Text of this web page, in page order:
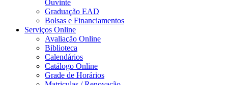
Ouvinte
Graduação EAD
Bolsas e Financiamentos
Serviços Online
Avaliação Online
Biblioteca
Calendários
Catálogo Online
Grade de Horários